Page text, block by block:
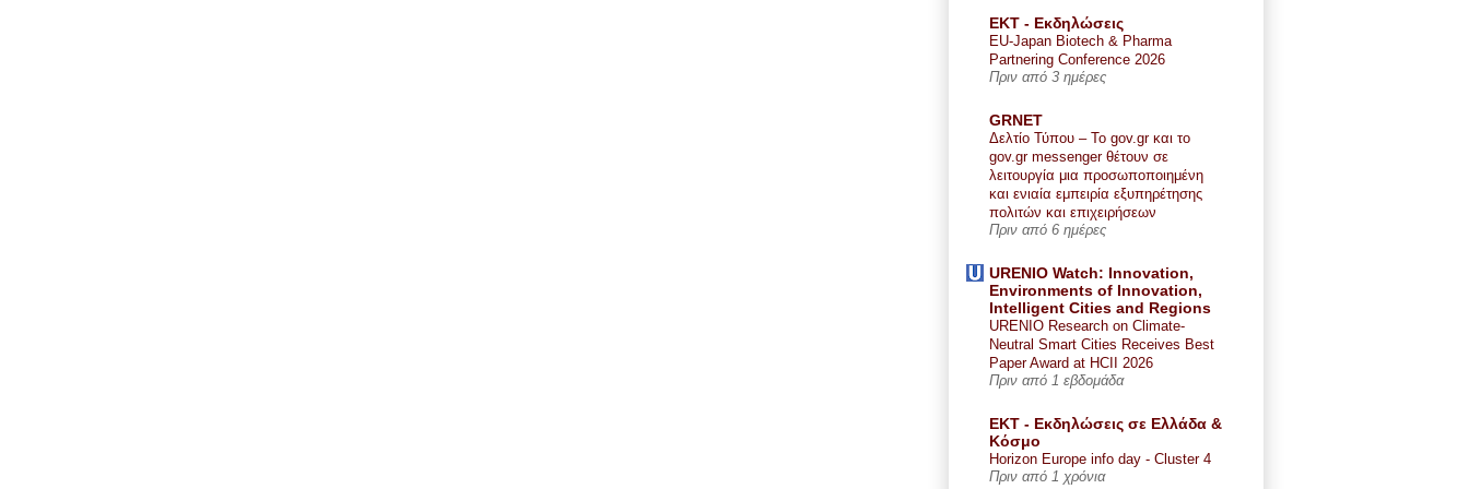
ΕΚΤ - Εκδηλώσεις
EU-Japan Biotech & Pharma
Partnering Conference 2026
Πριν από 3 ημέρες
GRNET
Δελτίο Τύπου – Το gov.gr και το
gov.gr messenger θέτουν σε
λειτουργία μια προσωποποιημένη
και ενιαία εμπειρία εξυπηρέτησης
πολιτών και επιχειρήσεων
Πριν από 6 ημέρες
URENIO Watch: Innovation,
Environments of Innovation,
Intelligent Cities and Regions
URENIO Research on Climate-
Neutral Smart Cities Receives Best
Paper Award at HCII 2026
Πριν από 1 εβδομάδα
ΕΚΤ - Εκδηλώσεις σε Ελλάδα &
Κόσμο
Horizon Europe info day - Cluster 4
Πριν από 1 χρόνια